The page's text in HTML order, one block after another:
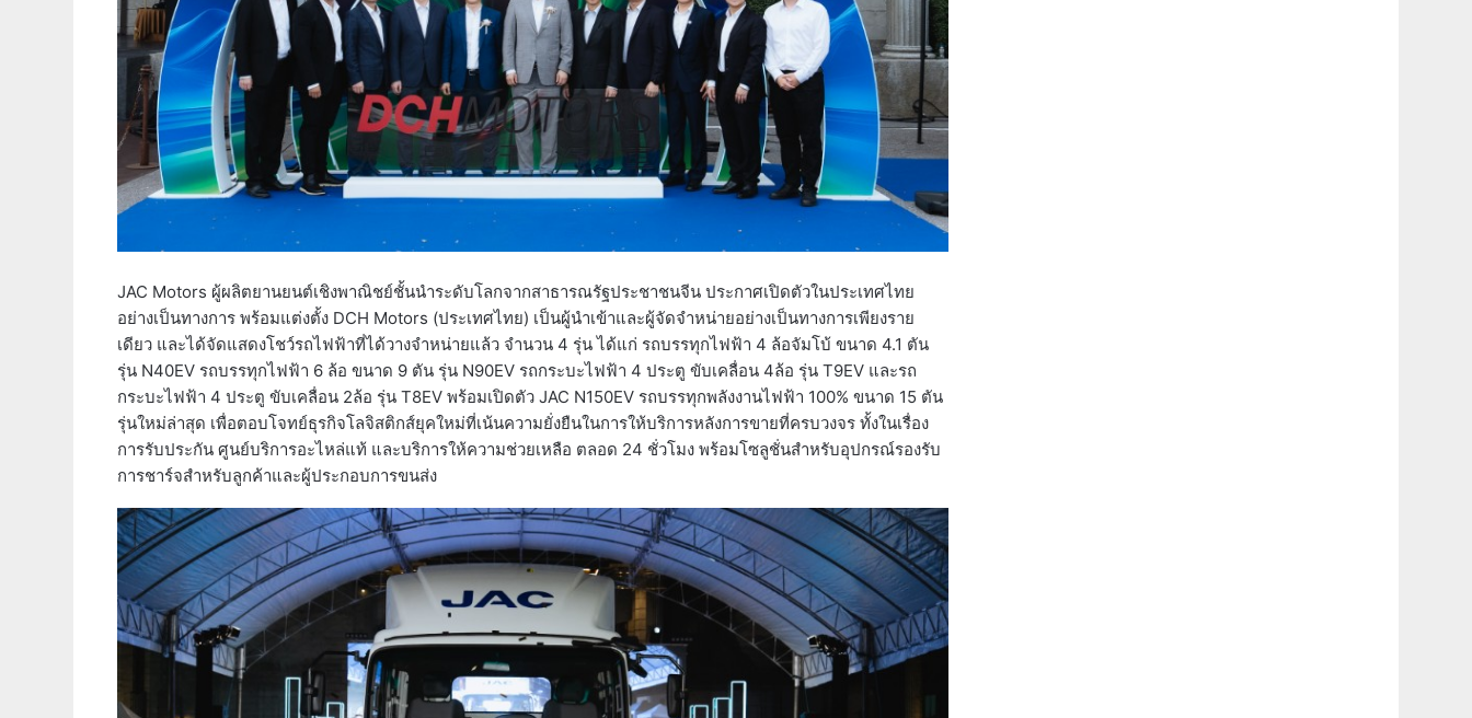
JAC Motors ผู้ผลิตยานยนต์เชิงพาณิชย์ชั้นนำระดับโลกจากสาธารณรัฐประชาชนจีน ประกาศเปิดตัวในประเทศไทย
อย่างเป็นทางการ พร้อมแต่งตั้ง DCH Motors (ประเทศไทย) เป็นผู้นำเข้าและผู้จัดจำหน่ายอย่างเป็นทางการเพียงราย
เดียว และได้จัดแสดงโชว์รถไฟฟ้าที่ได้วางจำหน่ายแล้ว จำนวน 4 รุ่น ได้แก่ รถบรรทุกไฟฟ้า 4 ล้อจัมโบ้ ขนาด 4.1 ตัน
รุ่น N40EV รถบรรทุกไฟฟ้า 6 ล้อ ขนาด 9 ตัน รุ่น N90EV รถกระบะไฟฟ้า 4 ประตู ขับเคลื่อน 4ล้อ รุ่น T9EV และรถ
กระบะไฟฟ้า 4 ประตู ขับเคลื่อน 2ล้อ รุ่น T8EV พร้อมเปิดตัว JAC N150EV รถบรรทุกพลังงานไฟฟ้า 100% ขนาด 15 ตัน
รุ่นใหม่ล่าสุด เพื่อตอบโจทย์ธุรกิจโลจิสติกส์ยุคใหม่ที่เน้นความยั่งยืนในการให้บริการหลังการขายที่ครบวงจร ทั้งในเรื่อง
การรับประกัน ศูนย์บริการอะไหล่แท้ และบริการให้ความช่วยเหลือ ตลอด 24 ชั่วโมง พร้อมโซลูชั่นสำหรับอุปกรณ์รองรับ
การชาร์จสำหรับลูกค้าและผู้ประกอบการขนส่ง